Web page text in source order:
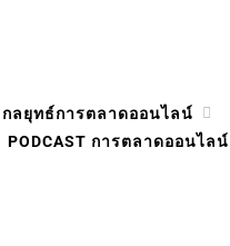
กลยุทธ์การตลาดออนไลน์
PODCAST การตลาดออนไลน์